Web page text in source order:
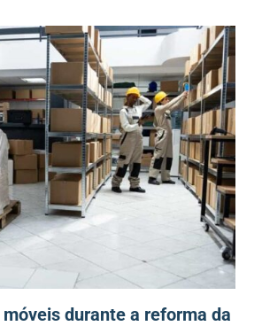
durante a reforma da